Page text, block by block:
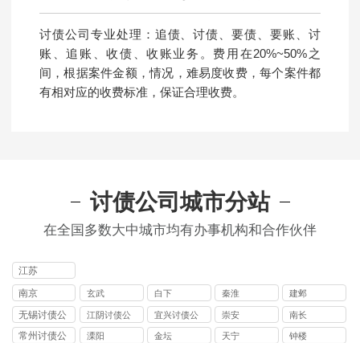
讨债公司专业处理：追债、讨债、要债、要账、讨
账、追账、收债、收账业务。费用在20%~50%之
间，根据案件金额，情况，难易度收费，每个案件都
有相对应的收费标准，保证合理收费。
讨债公司城市分站
在全国多数大中城市均有办事机构和合作伙伴
江苏
南京 玄武 白下 秦淮 建邺
无锡讨债公
司
江阴讨债公
司
宜兴讨债公
司
崇安 南长
常州讨债公
溧阳 金坛 天宁 钟楼